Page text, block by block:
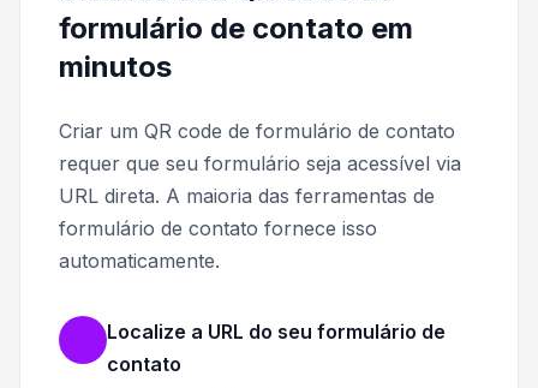
formulário de contato em
minutos
Criar um QR code de formulário de contato
requer que seu formulário seja acessível via
URL direta. A maioria das ferramentas de
formulário de contato fornece isso
automaticamente.
Localize a URL do seu formulário de
contato